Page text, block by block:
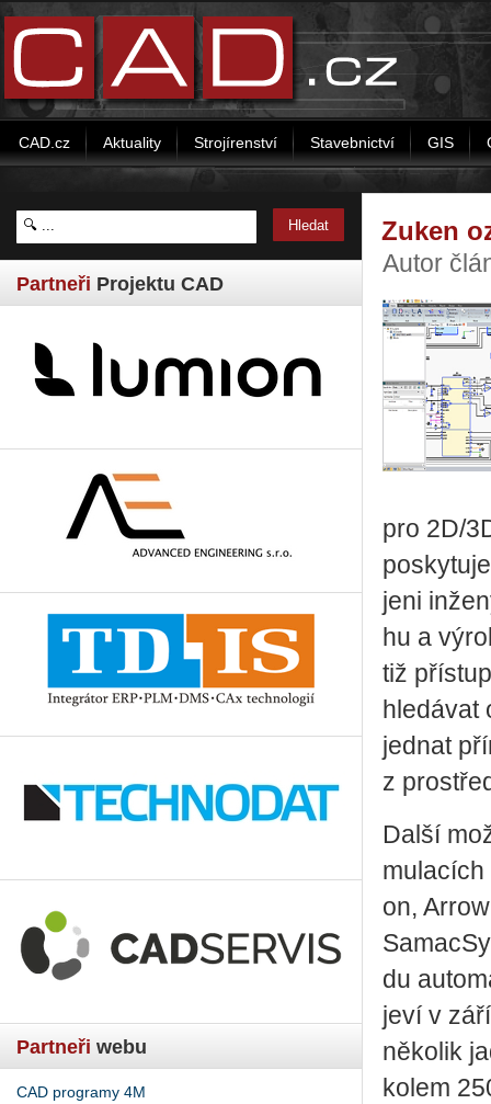
CAD.cz Aktuality Strojírenství Stavebnictví GIS
Partneři Projektu CAD
Partneři webu
CAD programy 4M
Zuken
Autor
pro 2D/
je­ni
hu a
tiž
hle­dá­vat
jed­nat
z
Dal­ší
mu­la­cích
on,
du
je­ví v
ně­ko­lik
ko­lem